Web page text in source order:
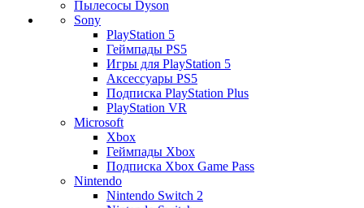
Пылесосы Dyson
Sony
PlayStation 5
Геймпады PS5
Игры для PlayStation 5
Аксессуары PS5
Подписка PlayStation Plus
PlayStation VR
Microsoft
Xbox
Геймпады Xbox
Подписка Xbox Game Pass
Nintendo
Nintendo Switch 2